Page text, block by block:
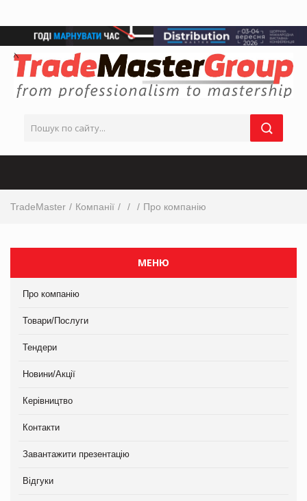
TradeMaster Компанії Про компанію
МЕНЮ
Про компанію
Товари/Послуги
Тендери
Новини/Акції
Керівництво
Контакти
Завантажити презентацію
Відгуки